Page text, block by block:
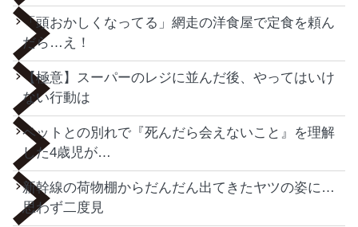
「頭おかしくなってる」網走の洋食屋で定食を頼ん
だら…え！
【極意】スーパーのレジに並んだ後、やってはいけ
ない行動は
ペットとの別れで『死んだら会えないこと』を理解
した4歳児が…
新幹線の荷物棚からだんだん出てきたヤツの姿に…
思わず二度見